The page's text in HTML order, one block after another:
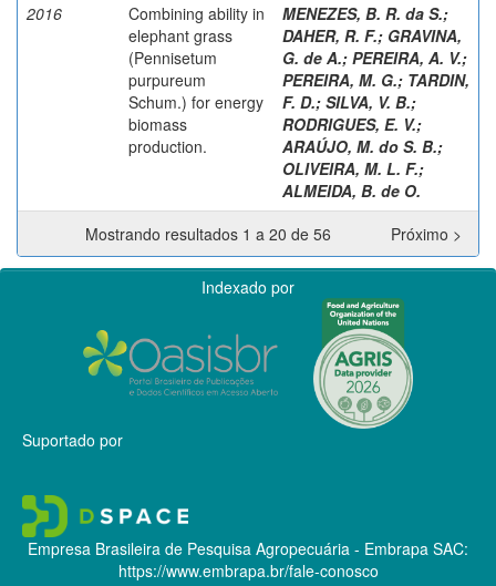
2016
Combining ability in
elephant grass
(Pennisetum
purpureum
Schum.) for energy
biomass
production.
MENEZES, B. R. da S.;
DAHER, R. F.; GRAVINA,
G. de A.; PEREIRA, A. V.;
PEREIRA, M. G.; TARDIN,
F. D.; SILVA, V. B.;
RODRIGUES, E. V.;
ARAÚJO, M. do S. B.;
OLIVEIRA, M. L. F.;
ALMEIDA, B. de O.
Mostrando resultados 1 a 20 de 56
Próximo >
Indexado por
Suportado por
Empresa Brasileira de Pesquisa Agropecuária - Embrapa SAC:
https://www.embrapa.br/fale-conosco